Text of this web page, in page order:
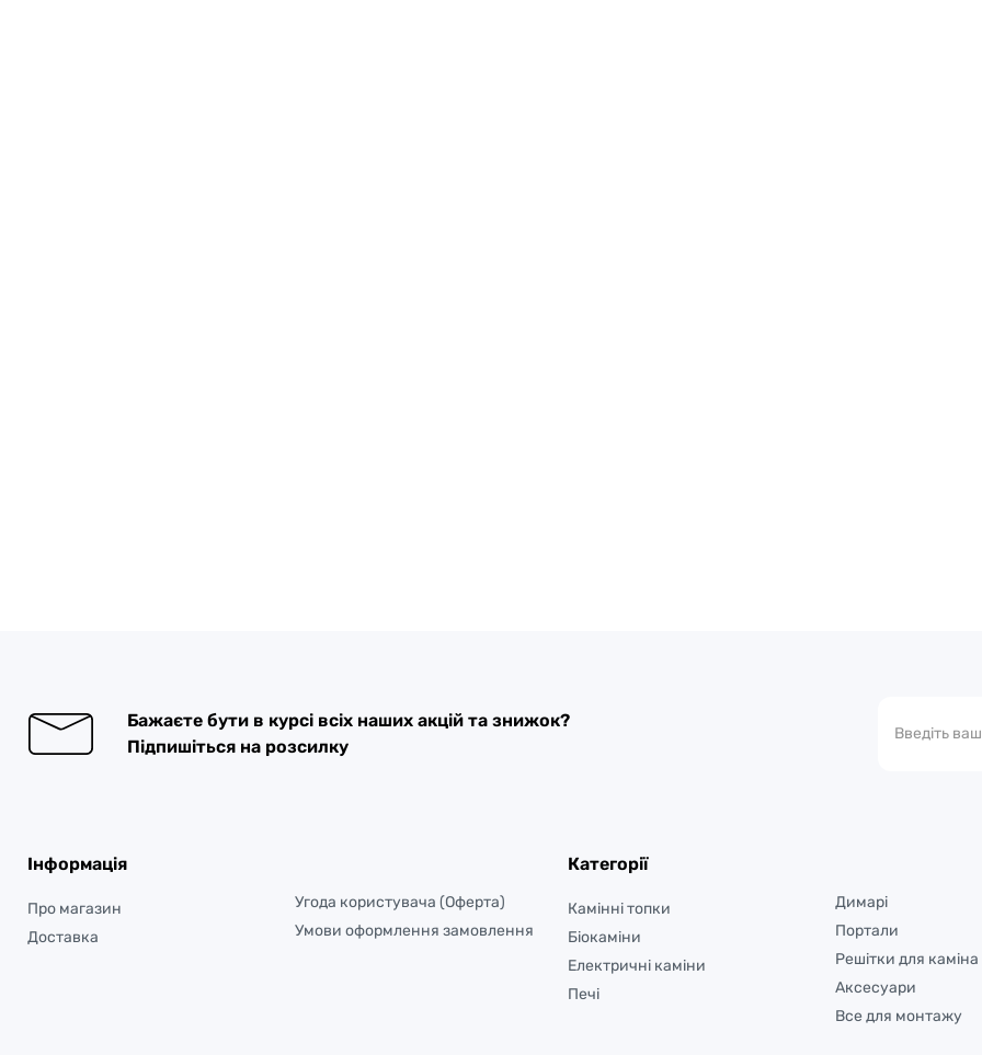
Бажаєте бути в курсі всіх наших акцій та знижок?
Підпишіться на розсилку
Інформація
Про магазин
Доставка
Угода користувача (Оферта)
Умови оформлення замовлення
Категорії
Камінні топки
Біокаміни
Електричні каміни
Печі
Димарі
Портали
Решітки для каміна
Аксесуари
Все для монтажу